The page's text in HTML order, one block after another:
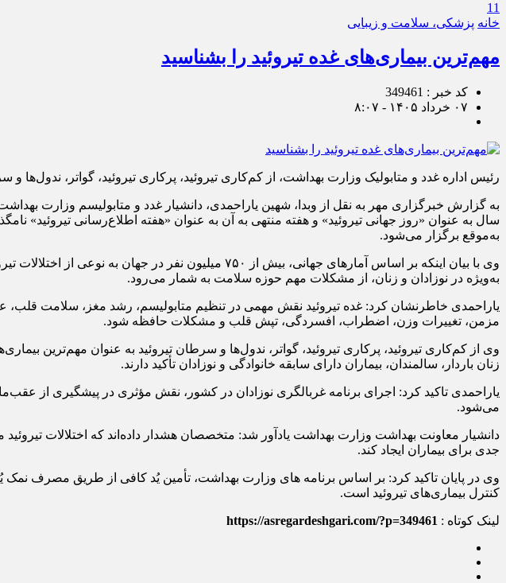
11
خانه پزشکی، سلامت و زیبایی
مهم‌ترین بیماری‌های غده تیروئید را بشناسید
کد خبر : 349461
۰۷ خرداد ۱۴۰۵ - ۸:۰۷
رئیس اداره غدد و متابولیک وزارت بهداشت، از کم‌کاری تیروئید، پرکاری تیروئید، گواتر، ندول‌ها و
سال به عنوان «روز جهانی تیروئید» و هفته منتهی به آن به عنوان «هفته اطلاع‌رسانی تیروئید»
به‌موقع برگزار می‌شود.
وی با بیان اینکه بر اساس آمارهای جهانی، بیش از ۷۵۰
به‌ویژه در نوزادان و زنان، از مشکلات مهم حوزه سلامت به شمار می‌رود.
یاراحمدی خاطرنشان کرد: غده تیروئید نقش مهمی در تنظیم متابولیسم، رشد مغز، سلامت قلب،
مزمن، تغییرات وزن، اضطراب، افسردگی، تپش قلب و مشکلات حافظه شود.
وی از کم‌کاری تیروئید، پرکاری تیروئید، گواتر، ندول‌ها و سرطان تیروئید به عنوان مهم‌ترین
زنان باردار، سالمندان، بیماران دارای سابقه خانوادگی و نوزادان تأکید دارند.
یاراحمدی تاکید کرد: اجرای برنامه غربالگری نوزادان در کشور، نقش مؤثری در پیشگیری از
می‌شود.
دانشیار معاونت بهداشت وزارت بهداشت یادآور شد: متخصصان هشدار داده‌اند که اختلالات
جدی برای بیماران ایجاد کند.
وی در پایان تاکید کرد: بر اساس برنامه های وزارت بهداشت، تأمین یُد کافی از طریق مصرف نمک
کنترل بیماری‌های تیروئید است.
لینک کوتاه : https://asregardeshgari.com/?p=349461